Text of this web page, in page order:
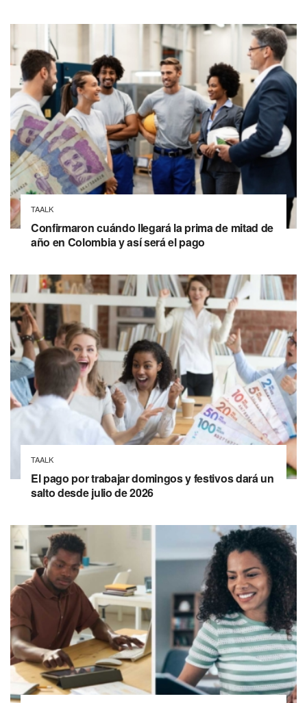
TAALK
Confirmaron cuándo llegará la prima de mitad de
año en Colombia y así será el pago
TAALK
El pago por trabajar domingos y festivos dará un
salto desde julio de 2026